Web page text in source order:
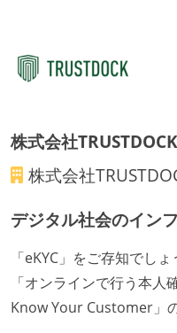
待遇・福利厚生
職業安定法に対応
労働契約期間：無期
休日制度：完全週休2
休憩時間：1時間
フレックスタイム制
当
株式会社TRUSTDOCK
株式会社
デジタル社会のイン
「eKYC」をご存知でしょ
「オンラインで行う本
Know Your Customer」